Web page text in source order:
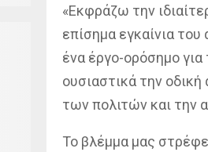
«Εκφράζω την
επίσημα εγκαίνια
ένα έργο-ορόσημο
ουσιαστικά την
των πολιτών και την
Το βλέμμα μας